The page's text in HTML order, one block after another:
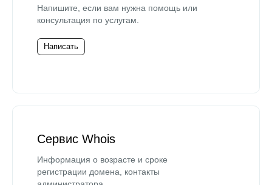
Напишите, если вам нужна помощь или
консультация по услугам.
Написать
Сервис Whois
Информация о возрасте и сроке
регистрации домена, контакты